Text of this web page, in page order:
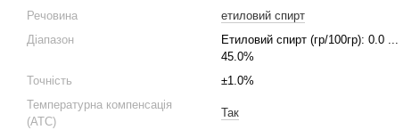
Речовина
етиловий спирт
Діапазон
Етиловий спирт (гр/100гр): 0.0 ...
45.0%
Точність
±1.0%
Температурна компенсація
(ATC)
Так